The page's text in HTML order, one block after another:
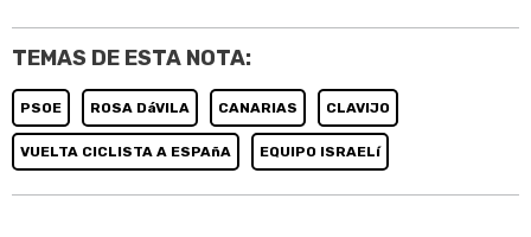
TEMAS DE ESTA NOTA:
PSOE ROSA DáVILA CANARIAS CLAVIJO
VUELTA CICLISTA A ESPAñA EQUIPO ISRAELí